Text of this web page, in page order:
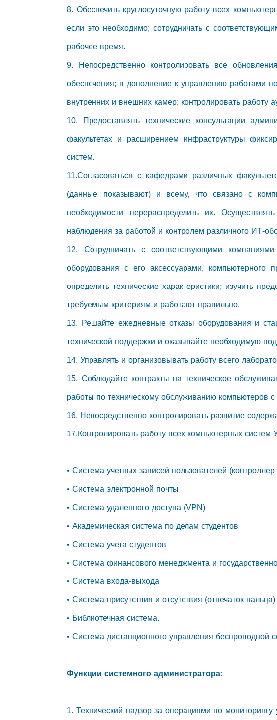
8. Обеспечить круглосуточную работу всех
если это необходимо; сотрудничать с
рабочее время.
9. Непосредственно контролировать все
обеспечения; в дополнение к управлению работами
внутренних и внешних камер; контролировать работу
10. Предоставлять технические консультации
факультетах и ​​расширением инфраструктуры
систем.
11.Согласоваться с кафедрами различных
(данные показывают) и всему, что связано с
необходимости перераспределить их.
наблюдения за работой и контролем различного ИТ-
12. Сотрудничать с соответствующими
оборудования с его аксессуарами, компьютерного
определить технические характеристики; изучить
требуемым критериям и работают правильно.
13. Решайте ежедневные отказы оборудования и
технической поддержки и оказывайте необходимую
14. Управлять и организовывать работу всего
15. Соблюдайте контракты на техническое
работы по техническому обслуживанию компьютеров
16. Непосредственно контролировать развитие
17.Контролировать работу всех компьютерных систем
• Система учетных записей пользователей
• Система электронной почты
• Система удаленного доступа (VPN)
• Академическая система по делам студентов
• Система учета студентов
• Система финансового менеджмента и
• Система входа-выхода
• Система присутствия и отсутствия (отпечаток пальца)
• Библиотечная система.
• Система дистанционного управления беспроводной
Функции системного администратора:
1. Технический надзор за операциями по